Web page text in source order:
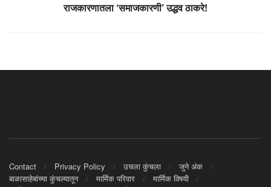
राजकारणातला ‘समाजकारणी’ उद्धव ठाकरे!
Contact Privacy Policy उचला कुंचला
जुने अंक
बाळासाहेबांच्या कुंचल्यातून
मार्मिक परिवार
मार्मिक विषयी